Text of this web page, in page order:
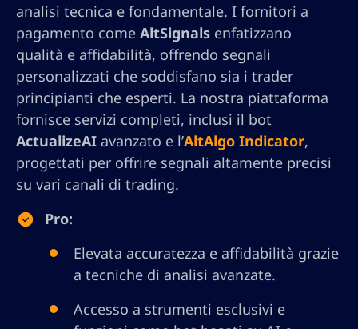
analisi tecnica e fondamentale. I fornitori a
pagamento come AltSignals enfatizzano
qualità e affidabilità, offrendo segnali
personalizzati che soddisfano sia i trader
principianti che esperti. La nostra piattaforma
fornisce servizi completi, inclusi il bot
ActualizeAI avanzato e l’AltAlgo Indicator,
progettati per offrire segnali altamente precisi
su vari canali di trading.
Pro:
Elevata accuratezza e affidabilità grazie
a tecniche di analisi avanzate.
Accesso a strumenti esclusivi e